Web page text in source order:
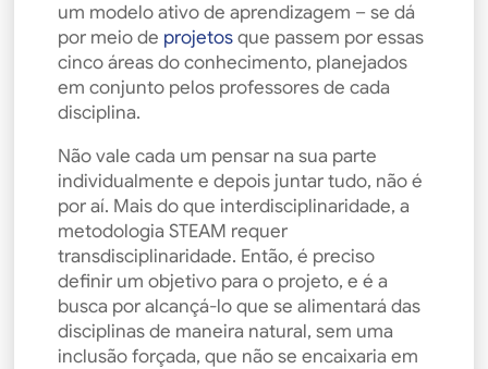
um modelo ativo de aprendizagem – se dá
por meio de projetosque passem por essas
cinco áreas do conhecimento, planejados
em conjunto pelos professores de cada
disciplina.
Não vale cada um pensar na sua parte
individualmente e depois juntar tudo, não é
por aí. Mais do que interdisciplinaridade, a
metodologia STEAM requer
transdisciplinaridade. Então, é preciso
definir um objetivo para o projeto, e é a
busca por alcançá-lo que se alimentará das
disciplinas de maneira natural, sem uma
inclusão forçada, que não se encaixaria em